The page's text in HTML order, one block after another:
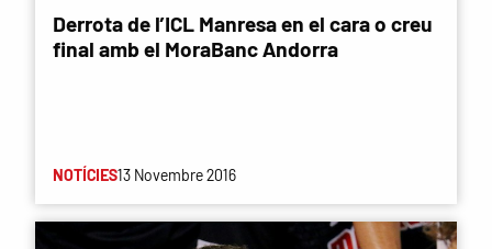
Derrota de l’ICL Manresa en el cara o creu
final amb el MoraBanc Andorra
NOTÍCIES13 Novembre 2016